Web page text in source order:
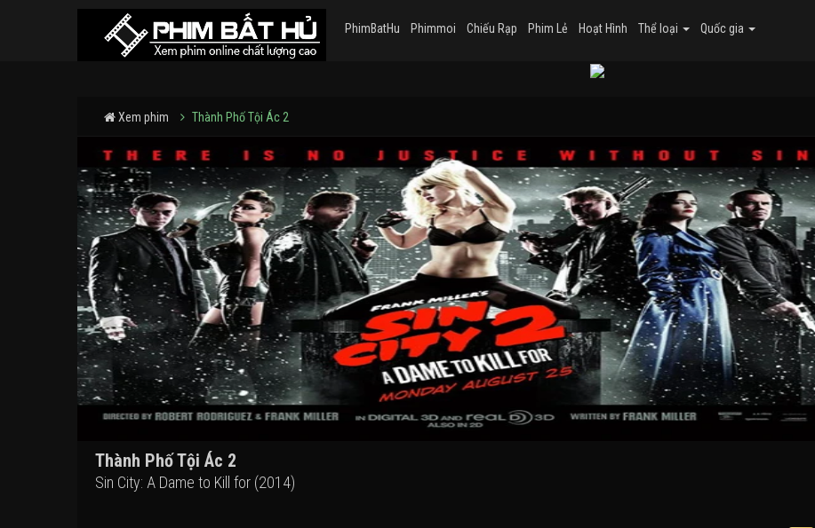
PhimBatHu Phimmoi Chiếu Rạp Phim Lẻ Hoạt Hình Thể loại Quốc gia
Xem phim Thành Phố Tội Ác 2
Thành Phố Tội Ác 2
Sin City: A Dame to Kill for (2014)